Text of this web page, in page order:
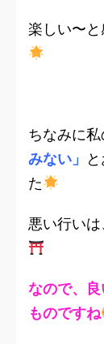
楽しい〜
ちなみに私
みない」
た
悪い行い
なので、
ものですね